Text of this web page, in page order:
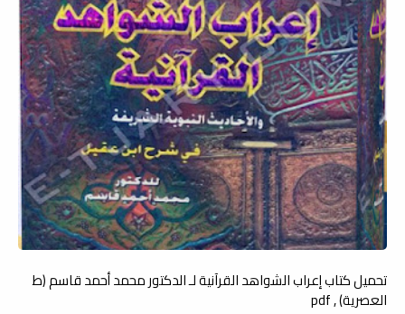
تحميل كتاب إعراب الشواهد القرآنية لـ الدكتور محمد أحمد قاسم (ط
العصرية) , pdf